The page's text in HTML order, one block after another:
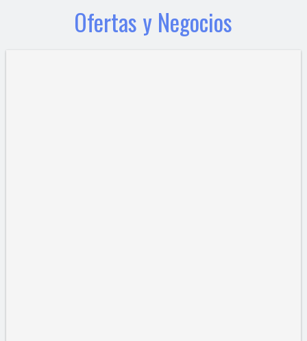
Ofertas y Negocios